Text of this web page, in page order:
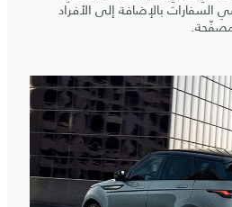
بالإضافة إلى الأفراد
مصفّحة.